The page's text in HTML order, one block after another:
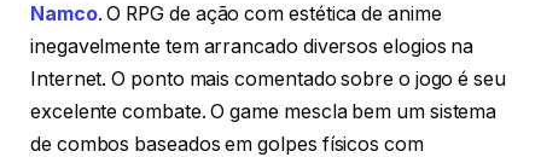
Namco. O RPG de ação com estética de anime
inegavelmente tem arrancado diversos elogios na
Internet. O ponto mais comentado sobre o jogo é seu
excelente combate. O game mescla bem um sistema
de combos baseados em golpes físicos com